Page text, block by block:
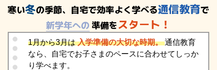
寒い冬の季節、自宅で効率よく学べる通信教育で
新学年への 準備をスタート！
1月から3月は入学準備の大切な時期。 通信教育
なら、自宅でお子さまのペースに合わせてしっか
り学べます。